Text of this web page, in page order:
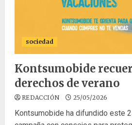
sociedad
Kontsumobide
derechos de verano
REDACCIÓN 25/05/2026
Kontsumobide ha difundido este